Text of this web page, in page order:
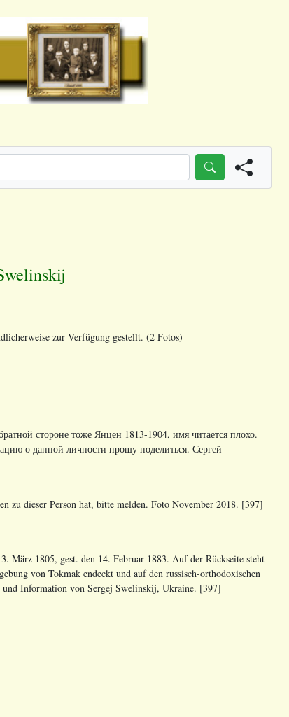
zur Verfügung gestellt. (2 Fotos)
стороне тоже Янцен 1813-1904, имя читается плохо.
о данной личности прошу поделиться. Сергей
zu dieser Person hat, bitte melden. Foto November 2018. [397]
März 1805, gest. den 14. Februar 1883. Auf der Rückseite steht
von Tokmak endeckt und auf den russisch-orthodoxischen
und Information von Sergej Swelinskij, Ukraine. [397]